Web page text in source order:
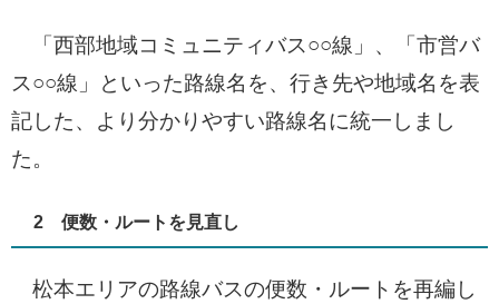
「西部地域コミュニティバス○○線」、「市営バ
ス○○線」といった路線名を、行き先や地域名を表
記した、より分かりやすい路線名に統一しまし
た。
2 便数・ルートを見直し
松本エリアの路線バスの便数・ルートを再編し